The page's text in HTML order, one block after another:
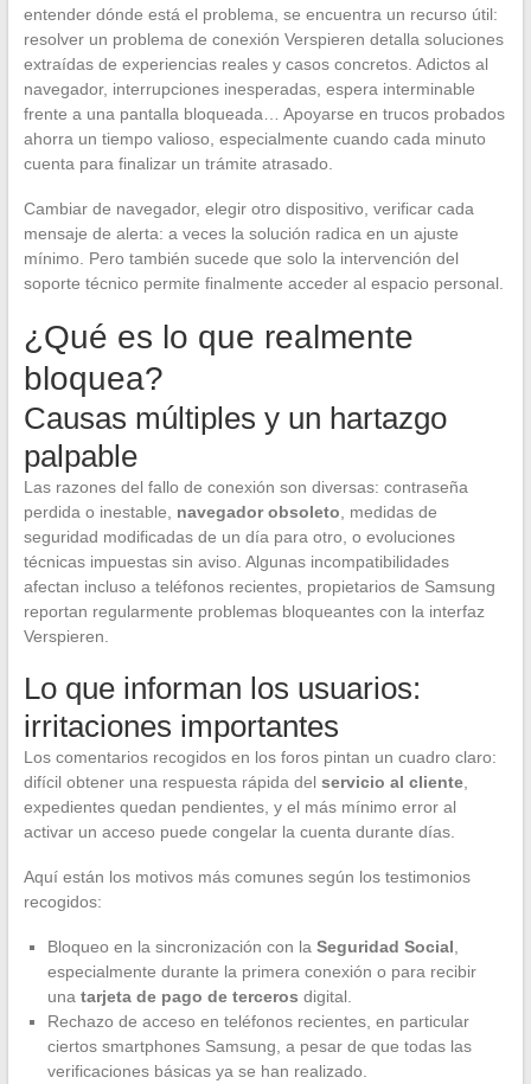
entender dónde está el problema, se encuentra un recurso útil:
resolver un problema de conexión Verspieren detalla soluciones
extraídas de experiencias reales y casos concretos. Adictos al
navegador, interrupciones inesperadas, espera interminable
frente a una pantalla bloqueada… Apoyarse en trucos probados
ahorra un tiempo valioso, especialmente cuando cada minuto
cuenta para finalizar un trámite atrasado.
Cambiar de navegador, elegir otro dispositivo, verificar cada
mensaje de alerta: a veces la solución radica en un ajuste
mínimo. Pero también sucede que solo la intervención del
soporte técnico permite finalmente acceder al espacio personal.
¿Qué es lo que realmente
bloquea?
Causas múltiples y un hartazgo
palpable
Las razones del fallo de conexión son diversas: contraseña
perdida o inestable, navegador obsoleto , medidas de
seguridad modificadas de un día para otro, o evoluciones
técnicas impuestas sin aviso. Algunas incompatibilidades
afectan incluso a teléfonos recientes, propietarios de Samsung
reportan regularmente problemas bloqueantes con la interfaz
Verspieren.
Lo que informan los usuarios:
irritaciones importantes
Los comentarios recogidos en los foros pintan un cuadro claro:
difícil obtener una respuesta rápida del servicio al cliente,
expedientes quedan pendientes, y el más mínimo error al
activar un acceso puede congelar la cuenta durante días.
Aquí están los motivos más comunes según los testimonios
recogidos:
Bloqueo en la sincronización con la Seguridad Social
especialmente durante la primera conexión o para recibir
una tarjeta de pago de terceros digital.
Rechazo de acceso en teléfonos recientes, en particular
ciertos smartphones Samsung, a pesar de que todas las
verificaciones básicas ya se han realizado.